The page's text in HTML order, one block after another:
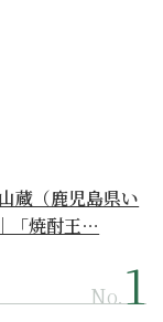
蔵（鹿児島県い
「焼酎王…
No.